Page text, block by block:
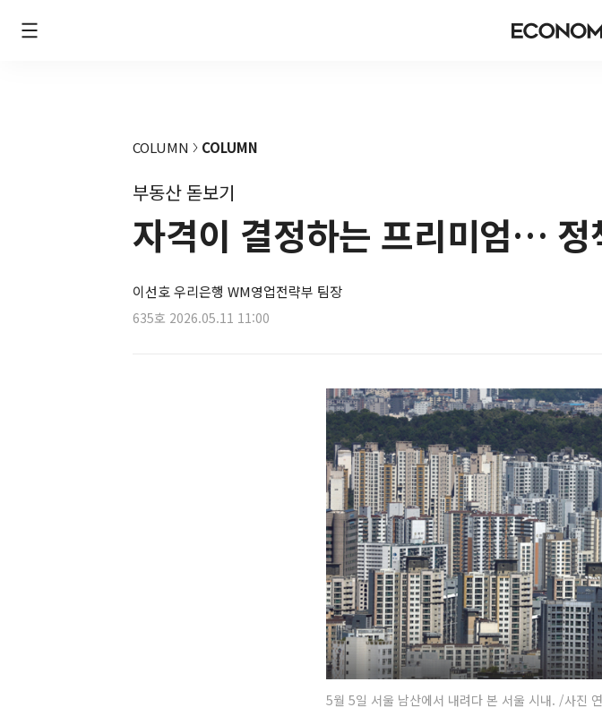
COLUMN COLUMN
부동산 돋보기
자격이 결정하는 프리미엄…
이선호 우리은행 WM영업전략부 팀장
635호 2026.05.11 11:00
5월 5일 서울 남산에서 내려다 본 서울 시내. /사진